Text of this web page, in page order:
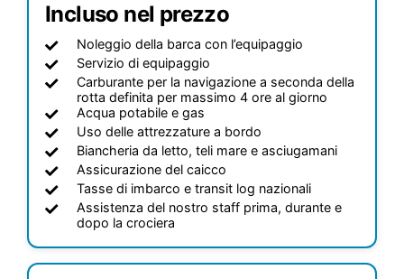
Incluso nel prezzo
Noleggio della barca con l’equipaggio
Servizio di equipaggio
Carburante per la navigazione a seconda della
rotta definita per massimo 4 ore al giorno
Acqua potabile e gas
Uso delle attrezzature a bordo
Biancheria da letto, teli mare e asciugamani
Assicurazione del caicco
Tasse di imbarco e transit log nazionali
Assistenza del nostro staff prima, durante e
dopo la crociera